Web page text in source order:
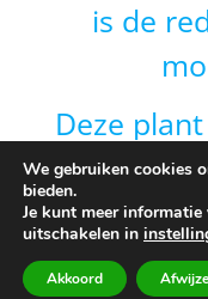
is de
Deze
gebied
veranderen
We gebruiken cookies
bieden.
Je kunt meer
uitschakelen in
Akkoord